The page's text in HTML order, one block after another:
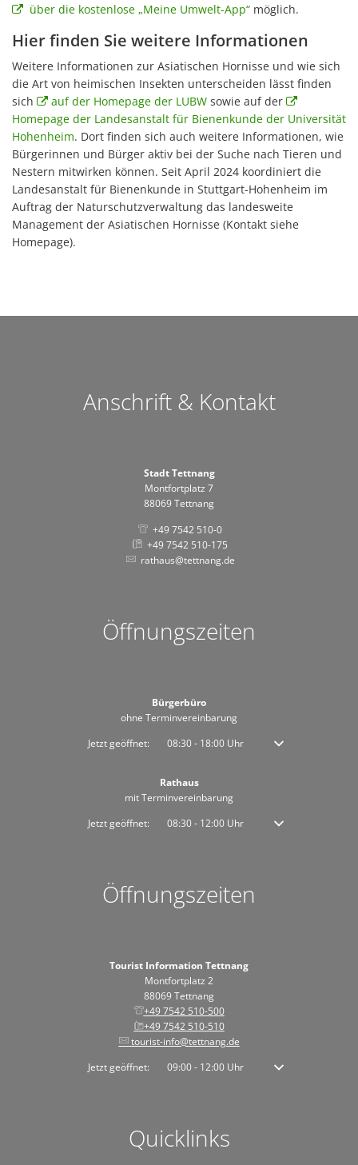
über die kostenlose „Meine Umwelt-App“ möglich.
Hier finden Sie weitere Informationen
Weitere Informationen zur Asiatischen Hornisse und wie sich
die Art von heimischen Insekten unterscheiden lässt finden
sich
auf der Homepage der LUBWsowie auf der
Homepage der Landesanstalt für Bienenkunde der Universität
Hohenheim. Dort finden sich auch weitere Informationen, wie
Bürgerinnen und Bürger aktiv bei der Suche nach Tieren und
Nestern mitwirken können. Seit April 2024 koordiniert die
Landesanstalt für Bienenkunde in Stuttgart-Hohenheim im
Auftrag der Naturschutzverwaltung das landesweite
Management der Asiatischen Hornisse (Kontakt siehe
Homepage).
Anschrift & Kontakt
Stadt Tettnang
Montfortplatz 7
88069 Tettnang
+49 7542 510-0
+49 7542 510-175
rathaus@tettnang.de
Öffnungszeiten
Bürgerbüro
ohne Terminvereinbarung
Klicken, um weitere Öffnungs- oder Schließzeiten auszublenden
Jetzt geöffnet: 08:30- 18:00Uhr Von 08:30 bis 18:00
Rathaus
mit Terminvereinbarung
Klicken, um weitere Öffnungs- oder Schließzeiten auszublenden
Jetzt geöffnet: 08:30- 12:00Uhr Von 08:30 bis 12:00
Öffnungszeiten
Tourist Information Tettnang
Montfortplatz 2
88069 Tettnang
+49 7542 510-500
+49 7542 510-510
tourist-info@tettnang.de
Klicken, um weitere Öffnungs- oder Schließzeiten auszublenden
Jetzt geöffnet: 09:00- 12:00Uhr Von 09:00 bis 12:00
Quicklinks